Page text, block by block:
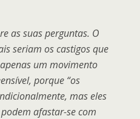
as suas perguntas. O
seriam os castigos que
um movimento
porque “os
mas eles
afastar-se com